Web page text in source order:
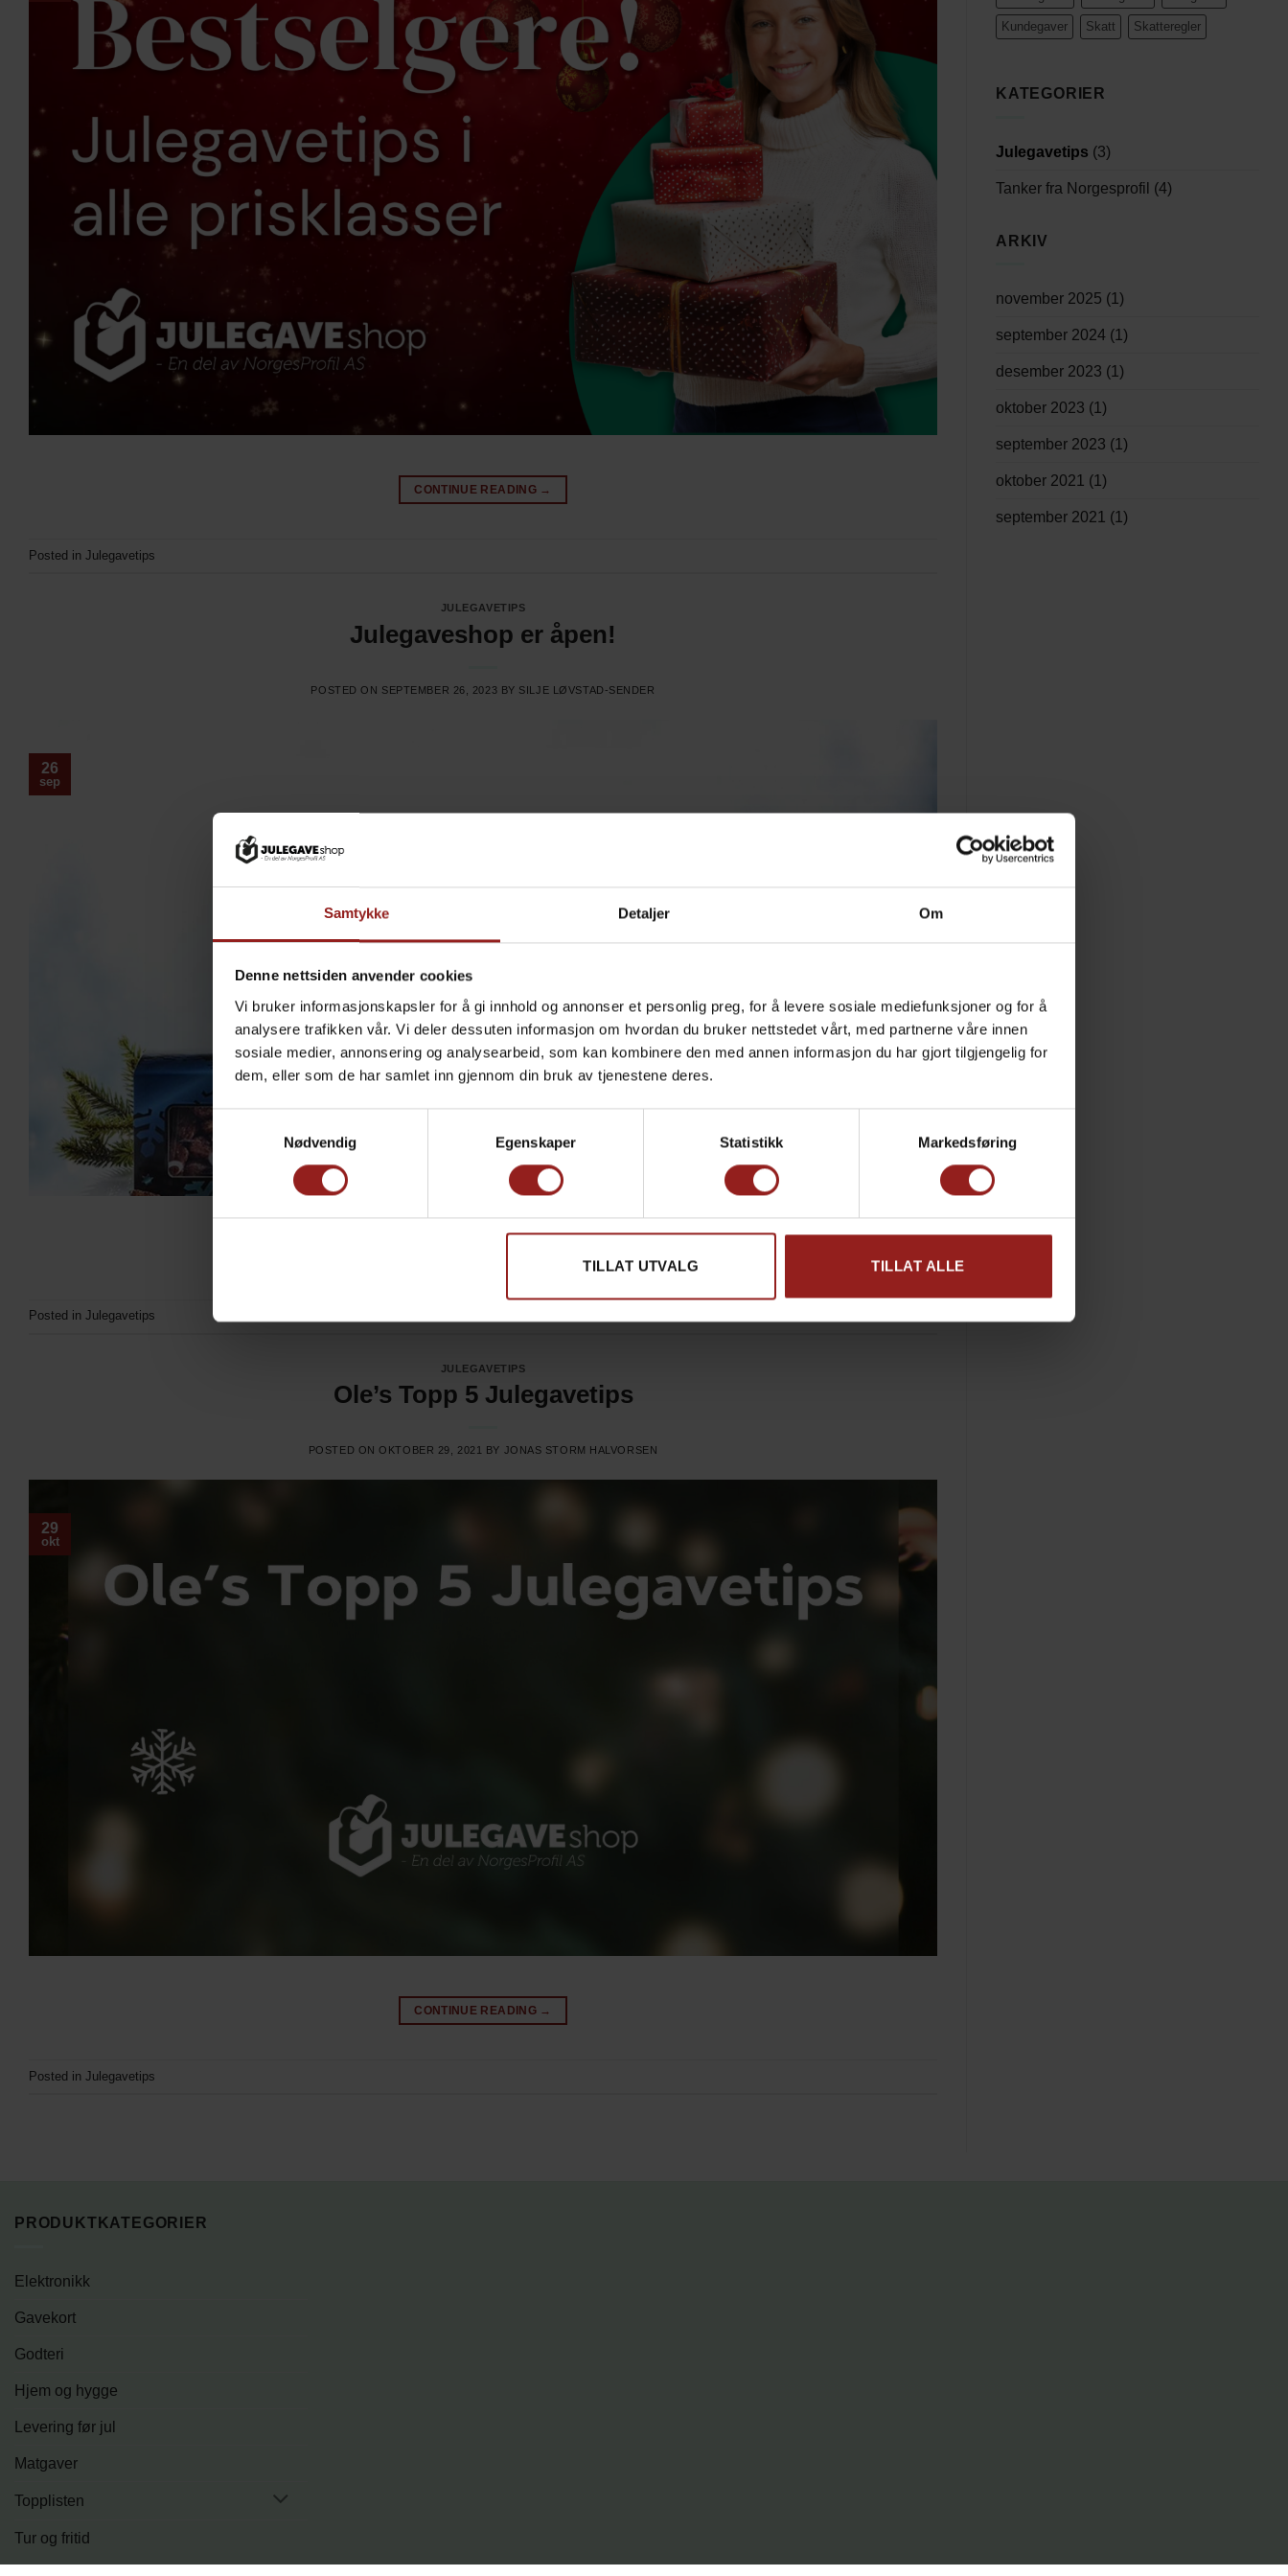
Samtykke Detaljer Om
Denne nettsiden anvender cookies
Vi bruker informasjonskapsler for å gi innhold og annonser et personlig preg, for å levere sosiale mediefunksjoner og for å
analysere trafikken vår. Vi deler dessuten informasjon om hvordan du bruker nettstedet vårt, med partnerne våre innen
sosiale medier, annonsering og analysearbeid, som kan kombinere den med annen informasjon du har gjort tilgjengelig for
dem, eller som de har samlet inn gjennom din bruk av tjenestene deres.
Samtykkevalg
Nødvendig
Egenskaper Statistikk Markedsføring
TILLAT UTVALG TILLAT ALLE
CONTINUE READING →
Posted in Julegavetips
JULEGAVETIPS
Julegaveshop er åpen!
POSTED ON SEPTEMBER 26, 2023 BY SILJE LØVSTAD-SENDER
26
sep
Posted in Julegavetips
JULEGAVETIPS
Ole’s Topp 5 Julegavetips
POSTED ONOKTOBER 29, 2021 BY JONAS STORM HALVORSEN
29
okt
CONTINUE READING →
Posted in Julegavetips
Kundegaver Skatt Skatteregler
KATEGORIER
Julegavetips (3)
Tanker fra Norgesprofil (4)
ARKIV
november 2025 (1)
september 2024 (1)
desember 2023 (1)
oktober 2023 (1)
september 2023 (1)
oktober 2021 (1)
september 2021 (1)
PRODUKTKATEGORIER
Elektronikk
Gavekort
Godteri
Hjem og hygge
Levering før jul
Matgaver
Topplisten
Tur og fritid